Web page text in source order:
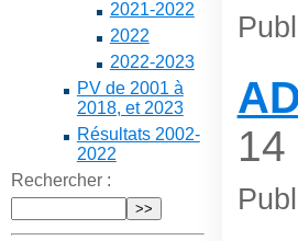
2021-2022
2022
2022-2023
PV de 2001 à
2018, et 2023
Résultats 2002-
2022
Rechercher :